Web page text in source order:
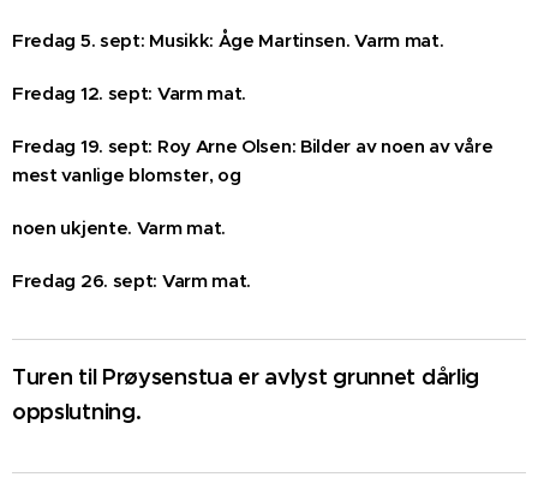
Fredag 5. sept: Musikk: Åge Martinsen. Varm mat.
Fredag 12. sept: Varm mat.
Fredag 19. sept: Roy Arne Olsen: Bilder av noen av våre
mest vanlige blomster, og
noen ukjente. Varm mat.
Fredag 26. sept: Varm mat.
Turen til Prøysenstua er avlyst grunnet dårlig
oppslutning.